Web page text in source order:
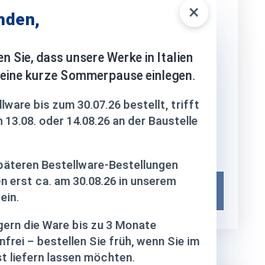
×
Sie, dass unsere Werke in Italien
kurze Sommerpause einlegen.
bis zum 30.07.26 bestellt, trifft
13.08. oder 14.08.26 an der Baustelle
Bestellware-Bestellungen
erst ca. am 30.08.26 in unserem
die Ware bis zu 3 Monate
– bestellen Sie früh, wenn Sie im
liefern lassen möchten.
La Rambla Grey Matt -
Versand: 15-20 Werktage
Mo. 28.09.2026
42,74 €* / m²
in den Warenkorb